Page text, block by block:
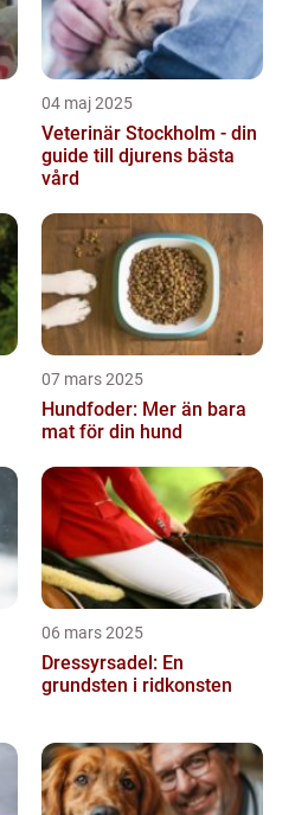
04 maj 2025
Veterinär Stockholm - din
guide till djurens bästa
vård
07 mars 2025
Hundfoder: Mer än bara
mat för din hund
06 mars 2025
Dressyrsadel: En
grundsten i ridkonsten